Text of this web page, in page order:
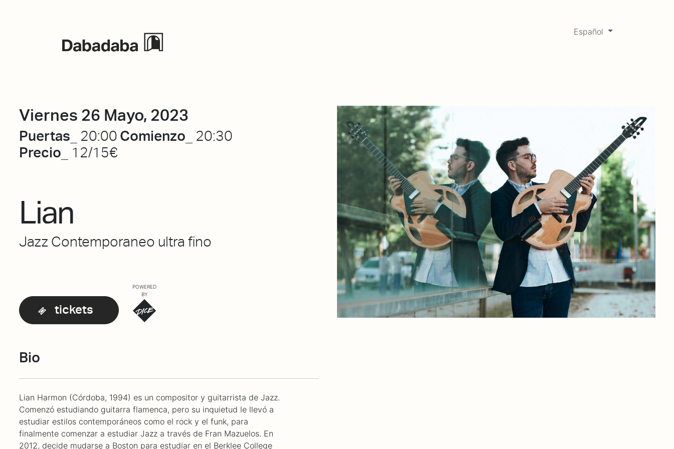
Español
Viernes 26 Mayo, 2023
Puertas_ 20:00 Comienzo_ 20:30
Precio_ 12/15€
Lian
Jazz Contemporaneo ultra fino
tickets
POWERED
BY
Bio
Lian Harmon (Córdoba, 1994) es un compositor y guitarrista de Jazz.
Comenzó estudiando guitarra flamenca, pero su inquietud le llevó a
estudiar estilos contemporáneos como el rock y el funk, para
finalmente comenzar a estudiar Jazz a través de Fran Mazuelos. En
2012, decide mudarse a Boston para estudiar en el Berklee College